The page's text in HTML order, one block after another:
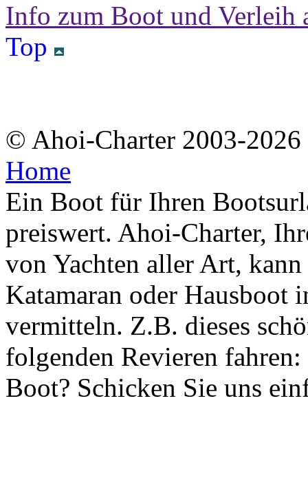
Info zum Boot und Verleih
Top
© Ahoi-Charter 2003-
Home
Ein Boot für Ihren
preiswert. Ahoi-Charter,
von Yachten aller Art,
Katamaran oder Hausboot
vermitteln. Z.B. dieses
folgenden Revieren
Boot? Schicken Sie uns